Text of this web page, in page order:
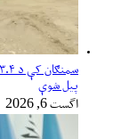
پیل شوې
اگست 6, 2026